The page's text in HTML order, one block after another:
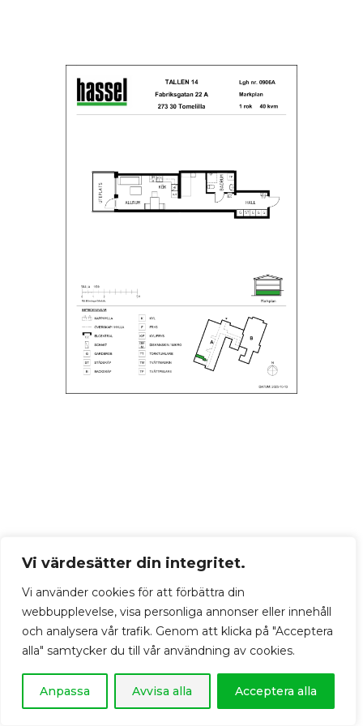
Vi värdesätter din integritet.
Vi använder cookies för att förbättra din
webbupplevelse, visa personliga annonser eller innehåll
och analysera vår trafik. Genom att klicka på "Acceptera
alla" samtycker du till vår användning av cookies.
Anpassa Avvisa alla Acceptera alla